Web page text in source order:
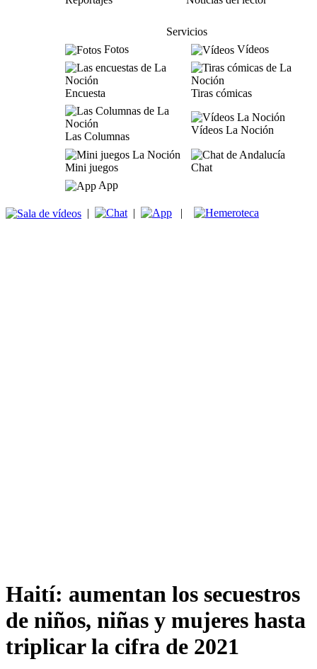
Servicios
Fotos
Vídeos
Encuesta Tiras cómicas
Las Columnas
Vídeos La Noción
Mini juegos
Chat
App
| | |
Haití: aumentan los secuestros
de niños, niñas y mujeres hasta
triplicar la cifra de 2021